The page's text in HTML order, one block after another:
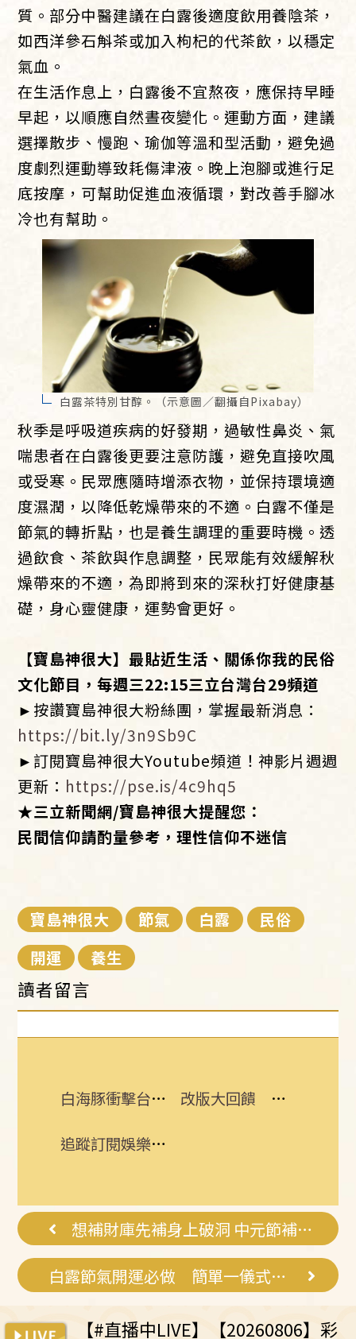
質。部分中醫建議在白露後適度飲用養陰茶，
如西洋參石斛茶或加入枸杞的代茶飲，以穩定
氣血。
在生活作息上，白露後不宜熬夜，應保持早睡
早起，以順應自然晝夜變化。運動方面，建議
選擇散步、慢跑、瑜伽等溫和型活動，避免過
度劇烈運動導致耗傷津液。晚上泡腳或進行足
底按摩，可幫助促進血液循環，對改善手腳冰
冷也有幫助。
白露茶特別甘醇。（示意圖／翻攝自Pixabay）
秋季是呼吸道疾病的好發期，過敏性鼻炎、氣
喘患者在白露後更要注意防護，避免直接吹風
或受寒。民眾應隨時增添衣物，並保持環境適
度濕潤，以降低乾燥帶來的不適。白露不僅是
節氣的轉折點，也是養生調理的重要時機。透
過飲食、茶飲與作息調整，民眾能有效緩解秋
燥帶來的不適，為即將到來的深秋打好健康基
礎，身心靈健康，運勢會更好。
【寶島神很大】最貼近生活、關係你我的民俗
文化節目，每週三22:15三立台灣台29頻道
►按讚寶島神很大粉絲團，掌握最新消息：
https://bit.ly/3n9Sb9C
►訂閱寶島神很大Youtube頻道！神影片週週
更新： https://pse.is/4c9hq5
★三立新聞網/寶島神很大提醒您：
民間信仰請酌量參考，理性信仰不迷信
寶島神很大 節氣 白露
民俗
開運
養生
讀者留言
白海豚衝擊台日飛航 星宇宣布10班機異動 改版大回饋 熱門3C大獎接力送
追蹤訂閱娛樂星聞 給你最即時的娛樂星鮮事
想補財庫先補身上破洞 中元節補財庫大法
白露節氣開運必做 簡單一儀式好運跟隨
【#直播中LIVE】【20260806】彩